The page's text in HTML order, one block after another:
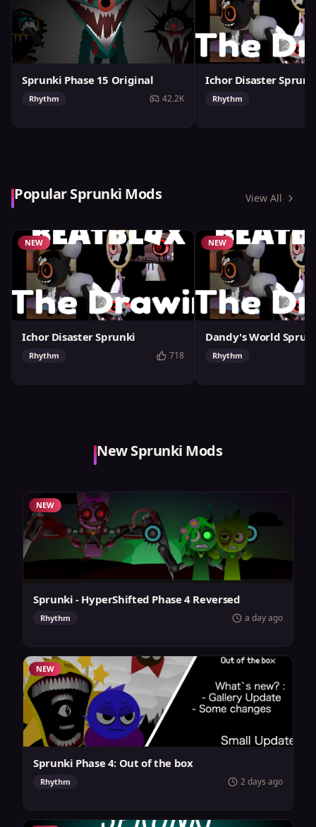
Sprunki Phase 15 Original
Rhythm 42.2K
Ichor Disaster
Rhythm
Popular Sprunki Mods View All
NEW
Ichor Disaster Sprunki
Rhythm 718
NEW
Dandy's World
Rhythm
New Sprunki Mods
NEW
Sprunki - HyperShifted Phase 4 Reversed
Rhythm a day ago
NEW
Sprunki Phase 4: Out of the box
Rhythm 2 days ago